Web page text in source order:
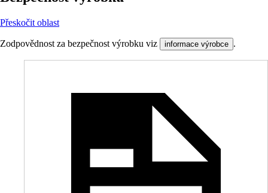
Přeskočit oblast
Zodpovědnost za bezpečnost výrobku viz informace výrobce .